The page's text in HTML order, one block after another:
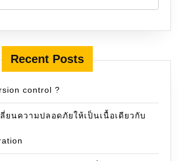
Recent Posts
control ?
ยนความปลอดภัยให้เป็นเนื้อเดียวกับ